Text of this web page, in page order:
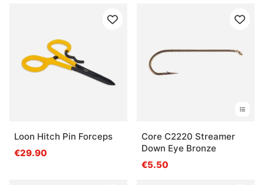
Loon Hitch Pin Forceps
€29.90
Core C2220 Streamer
Down Eye Bronze
€5.50